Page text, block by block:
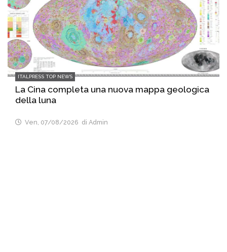
ITALPRESS TOP NEWS
La Cina completa una nuova mappa geologica
della luna
Ven, 07/08/2026 di Admin